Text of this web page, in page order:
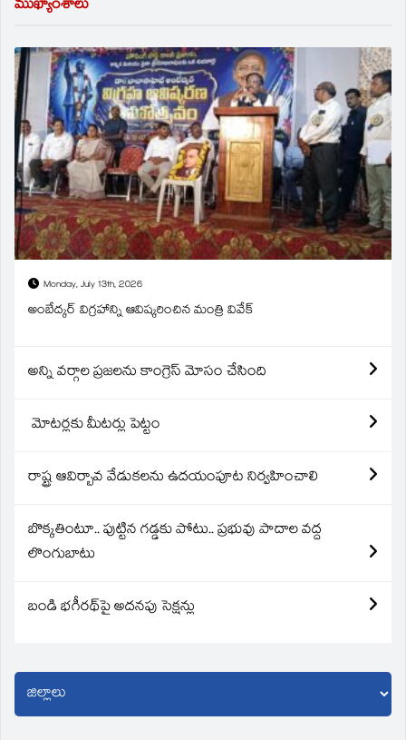
ముఖ్యాంశాలు
Monday, July 13th, 2026
అంబేద్కర్ విగ్రహాన్ని ఆవిష్కరించిన మంత్రి వివేక్
అన్ని వర్గాల ప్రజలను కాంగ్రెస్ మోసం చేసింది
మోటర్లకు మీటర్లు పెట్టం
రాష్ట్ర ఆవిర్బావ వేడుకలను ఉదయంపూట నిర్వహించాలి
బొక్కతింటూ.. పుట్టిన గడ్డకు పోటు.. ప్రభువు పాదాల వద్ద
లొంగుబాటు
బండి భగీరథ్‌పై అదనపు సెక్షన్లు